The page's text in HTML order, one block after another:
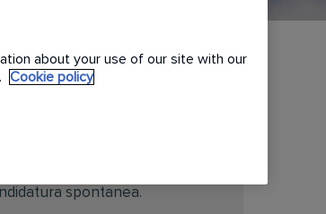
spontanea.
about your use of our site with our
Cookie policy